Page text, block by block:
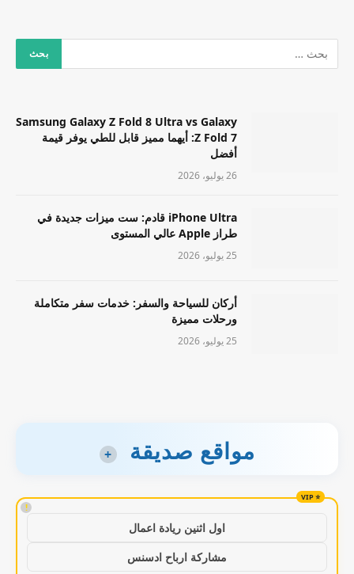
Samsung Galaxy Z Fold 8 Ultra vs Galaxy
Z Fold 7: أيهما مميز قابل للطي يوفر قيمة
أفضل
26 يوليو، 2026
iPhone Ultra قادم: ست ميزات جديدة في
طراز Apple عالي المستوى
25 يوليو، 2026
أركان للسياحة والسفر: خدمات سفر متكاملة
ورحلات مميزة
25 يوليو، 2026
مواقع صديقة +
!
اول اثنين ريادة اعمال
مشاركة ارباح ادسنس